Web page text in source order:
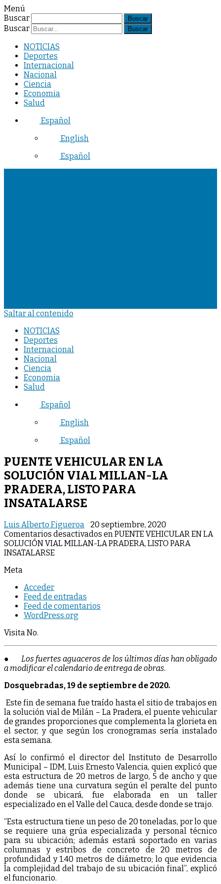
Menú
Buscar
Buscar
NOTICIAS
Deportes
Internacional
Nacional
Ciencia
Economia
Salud
Español
English
Español
Saltar al contenido
NOTICIAS
Deportes
Internacional
Nacional
Ciencia
Economia
Salud
Español
English
Español
PUENTE VEHICULAR EN LA
SOLUCIÓN VIAL MILLAN-LA
PRADERA, LISTO PARA
INSATALARSE
Luis Alberto Figueroa
20 septiembre, 2020
Comentarios desactivados en PUENTE VEHICULAR EN LA
SOLUCIÓN VIAL MILLAN-LA PRADERA, LISTO PARA
INSATALARSE
Meta
Acceder
Feed de entradas
Feed de comentarios
WordPress.org
Visita No.
●Los fuertes aguaceros de los últimos días han obligado
a modificar el calendario de entrega de obras.
Dosquebradas, 19 de septiembre de 2020.
Este fin de semana fue traído hasta el sitio de trabajos en
la solución vial de Milán – La Pradera, el puente vehicular
de grandes proporciones que complementa la glorieta en
el sector, y que según los cronogramas sería instalado
esta semana.
Así lo confirmó el director del Instituto de Desarrollo
Municipal – IDM, Luis Ernesto Valencia, quien explicó que
esta estructura de 20 metros de largo, 5 de ancho y que
además tiene una curvatura según el peralte del punto
donde se ubicará, fue elaborada en un taller
especializado en el Valle del Cauca, desde donde se trajo.
“Esta estructura tiene un peso de 20 toneladas, por lo que
se requiere una grúa especializada y personal técnico
para su ubicación; además estará soportado en varias
columnas y estribos de concreto de 20 metros de
profundidad y 1.40 metros de diámetro; lo que evidencia
la complejidad del trabajo de su ubicación final”, explicó
el funcionario.